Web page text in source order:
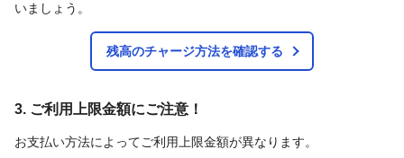
いましょう。
残高のチャージ方法を確認する
3. ご利用上限金額にご注意！
お支払い方法によってご利用上限金額が異なります。